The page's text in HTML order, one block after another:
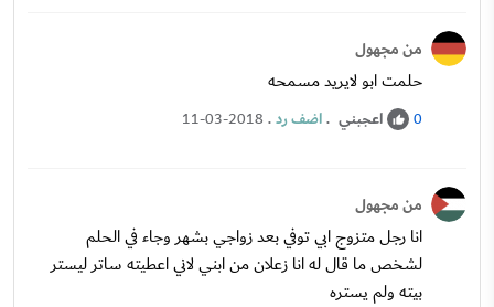
من مجهول
حلمت ابو لایرید مسمحه
0 اعجبني .اضف رد.
11-03-2018
من مجهول
انا رجل متزوج ابي توفي بعد زواجي بشهر وجاء في الحلم
لشخص ما قال له انا زعلان من ابني لاني اعطيته ساتر ليستر
بيته ولم يستره